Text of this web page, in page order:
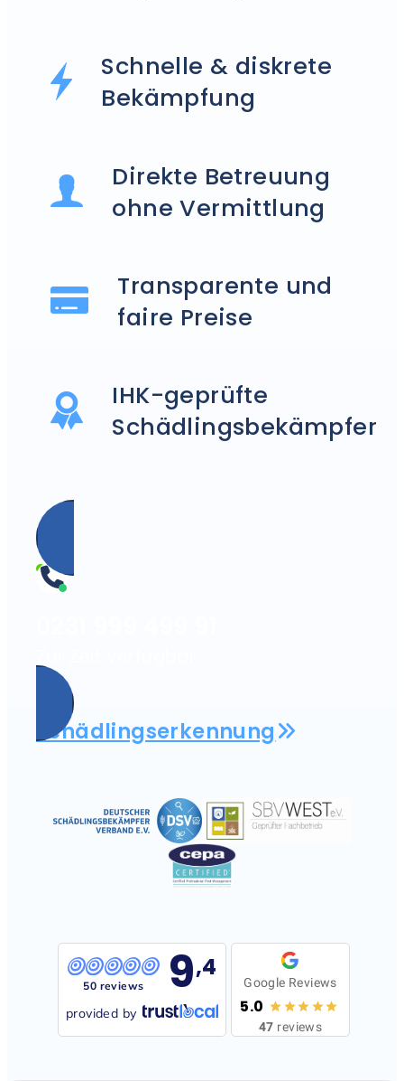
Schnelle & diskrete
Bekämpfung
Direkte Betreuung
ohne Vermittlung
Transparente und
faire Preise
IHK-geprüfte
Schädlingsbekämpfer
Schädlingserkennung
50 reviews 9,4
provided by
Google Reviews
5.0
47 reviews